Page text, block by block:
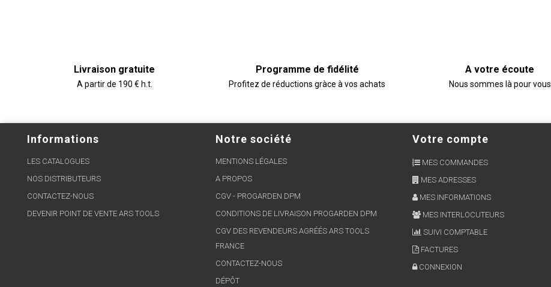
Livraison gratuite
A partir de 190 € h.t.
Programme de fidélité
Profitez de réductions gràce à vos achats
A votre écoute
Nous sommes là pour vous
Informations
LES CATALOGUES
NOS DISTRIBUTEURS
CONTACTEZ-NOUS
DEVENIR POINT DE VENTE ARS TOOLS
Notre société
MENTIONS LÉGALES
A PROPOS
CGV - PROGARDEN DPM
CONDITIONS DE LIVRAISON PROGARDEN DPM
CGV DES REVENDEURS AGRÉÉS ARS TOOLS
FRANCE
CONTACTEZ-NOUS
DÉPÔT
Votre compte
MES COMMANDES
MES ADRESSES
MES INFORMATIONS
MES INTERLOCUTEURS
SUIVI COMPTABLE
FACTURES
CONNEXION